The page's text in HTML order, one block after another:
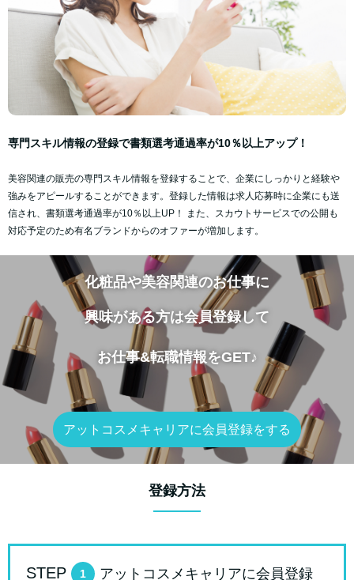
専門スキル情報の登録で書類選考通過率が10％以上アップ！
美容関連の販売の専門スキル情報を登録することで、企業にしっかりと経験や
強みをアピールすることができます。登録した情報は求人応募時に企業にも送
信され、書類選考通過率が10％以上UP！ また、スカウトサービスでの公開も
対応予定のため有名ブランドからのオファーが増加します。
化粧品や美容関連のお仕事に
興味がある方は会員登録して
お仕事&転職情報をGET♪
アットコスメキャリアに会員登録をする
登録方法
STEP 1 アットコスメキャリアに会員登録